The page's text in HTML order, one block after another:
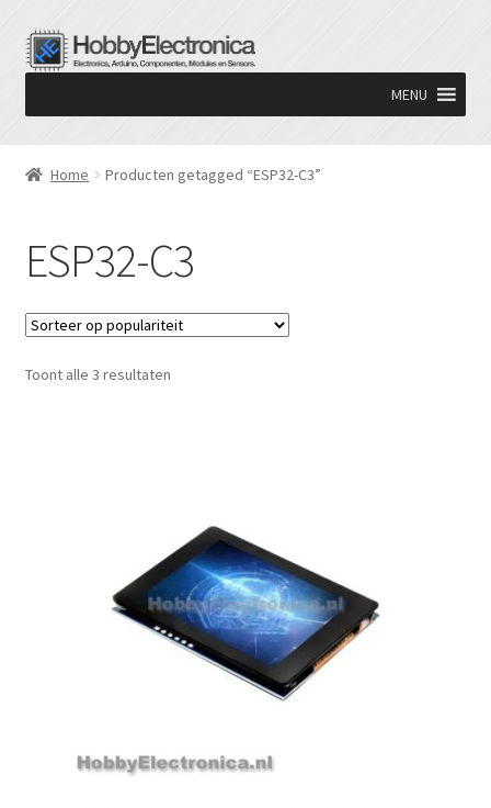
Ga
door
navigatie
Ga
naar
inhoud
MENU
Home Producten getagged “ESP32-C3”
ESP32-C3
Toont alle 3 resultatenGesorteerd